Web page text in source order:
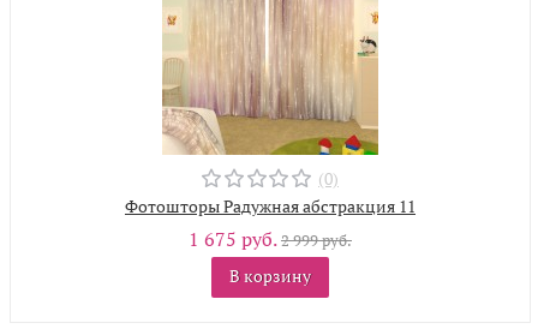
(0)
Фотошторы Радужная абстракция 11
1 675 руб.2 999 руб.
В корзину